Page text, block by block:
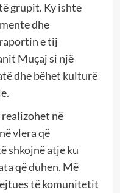
grupit. Ky ishte
dhe
e tij
Muçaj si një
dhe bëhet kulturë
në
vlera që
shkojnë atje ku
që duhen. Më
të komunitetit